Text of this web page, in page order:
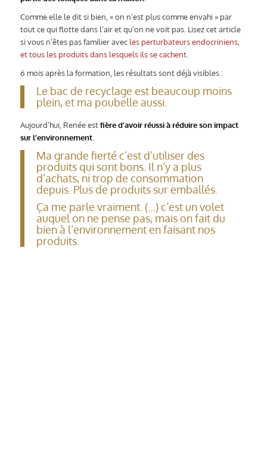
Comme elle le dit si bien, « on n’est plus comme envahi » par
tout ce qui flotte dans l’air et qu’on ne voit pas. Lisez cet article
si vous n’êtes pas familier avec les perturbateurs endocriniens,
et tous les produits dans lesquels ils se cachent.
6 mois après la formation, les résultats sont déjà visibles :
Le bac de recyclage est beaucoup moins
plein, et ma poubelle aussi.
Aujourd’hui, Renée estfière d’avoir réussi à réduire son impact
sur l’environnement.
Ma grande fierté c’est d’utiliser des
produits qui sont bons. Il n’y a plus
d’achats, ni trop de consommation
depuis. Plus de produits sur emballés.
Ça me parle vraiment. (…) c’est un volet
auquel on ne pense pas, mais on fait du
bien à l’environnement en faisant nos
produits.